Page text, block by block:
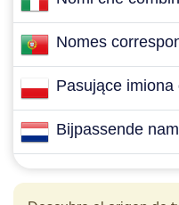
Nomes
Pasujące imiona
Bijpassende